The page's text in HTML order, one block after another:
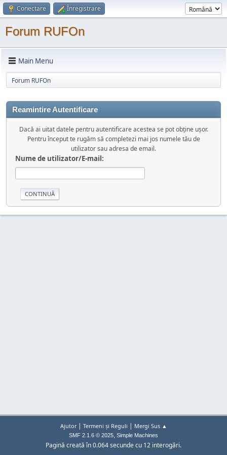
Conectare Înregistrare
Forum RUFOn
Main Menu
Forum RUFOn
Reamintire Autentificare
Dacă ai uitat datele pentru autentificare acestea se pot obține ușor.
Pentru început te rugăm să completezi mai jos numele tău de
utilizator sau adresa de email.
Nume de utilizator/E-mail:
Ajutor| Termeni și Reguli | Mergi Sus ▲
SMF 2.1.6 © 2025, Simple Machines
Pagină creată în 0.064 secunde cu 12 interogări.